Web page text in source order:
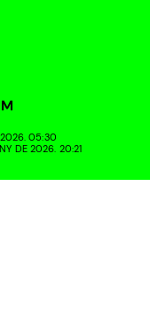
2026. 05:30
DE 2026. 20:21